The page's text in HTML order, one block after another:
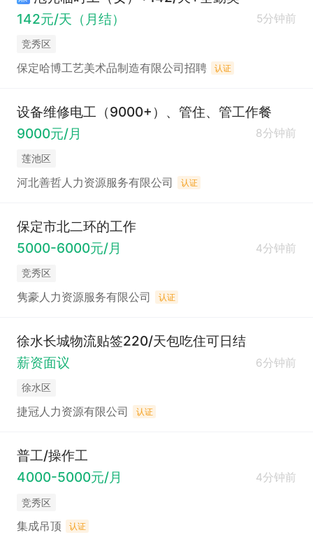
142元/天（月结）
5分钟前
竞秀区
保定哈博工艺美术品制造有限公司招聘 认证
设备维修电工（9000+）、管住、管工作餐
9000元/月
8分钟前
莲池区
河北善哲人力资源服务有限公司 认证
保定市北二环的工作
5000-6000元/月
4分钟前
竞秀区
隽豪人力资源服务有限公司 认证
徐水长城物流贴签220/天包吃住可日结
薪资面议
6分钟前
徐水区
捷冠人力资源有限公司 认证
普工/操作工
4000-5000元/月
4分钟前
竞秀区
集成吊顶 认证